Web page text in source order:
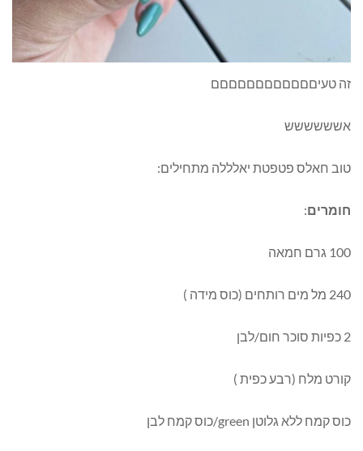
זה טעיםםםםםםםםםםםם
אשששששש
טוב חאלס פטפטת יאלללה מתחילים:
חומרים:
100 גרם חמאה
240 מל מים רותחים (כוס מידה )
2 כפיות סוכר חום/לבן
קורט מלח (רבע כפית )
כוס קמח ללא גלוטן green/כוס קמח לבן